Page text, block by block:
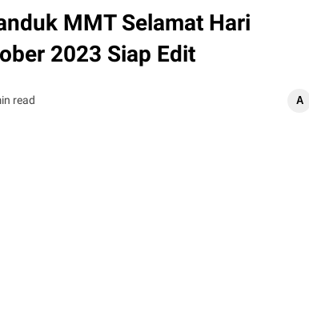
MMT Selamat Hari
2023 Siap Edit
read A